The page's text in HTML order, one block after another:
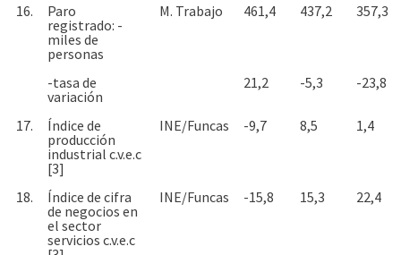
16.
Paro
registrado: -
miles de
personas
M. Trabajo 461,4 437,2 357,3
-tasa de
variación
21,2 -5,3 -23,8
17.
Índice de
producción
industrial c.v.e.c
[3]
INE/Funcas -9,7 8,5 1,4
18.
Índice de cifra
de negocios en
el sector
servicios c.v.e.c
INE/Funcas -15,8 15,3 22,4